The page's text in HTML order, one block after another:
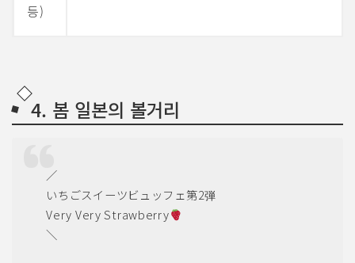
등)
4. 봄 일본의 볼거리
／
いちごスイーツビュッフェ第2弾
Very Very Strawberry
＼